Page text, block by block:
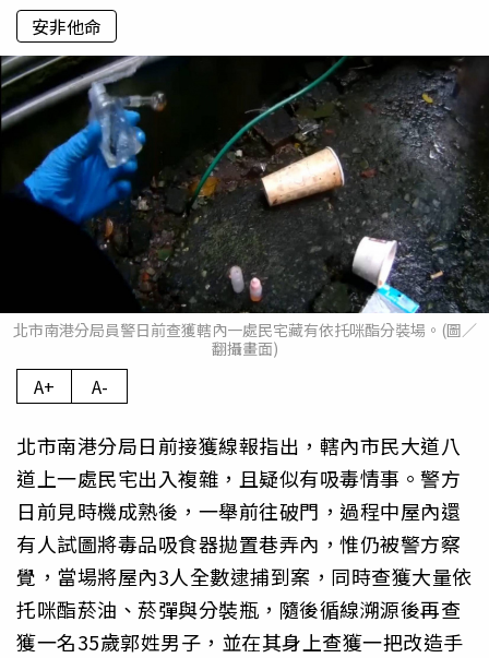
安非他命
北市南港分局員警日前查獲轄內一處民宅藏有依托咪酯分裝場。(圖／
翻攝畫面)
A+ A-
北市南港分局日前接獲線報指出，轄內市民大道八
道上一處民宅出入複雜，且疑似有吸毒情事。警方
日前見時機成熟後，一舉前往破門，過程中屋內還
有人試圖將毒品吸食器拋置巷弄內，惟仍被警方察
覺，當場將屋內3人全數逮捕到案，同時查獲大量依
托咪酯菸油、菸彈與分裝瓶，隨後循線溯源後再查
獲一名35歲郭姓男子，並在其身上查獲一把改造手